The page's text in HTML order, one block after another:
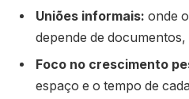
Uniões informais: onde
depende de
Foco no crescimento
espaço e o tempo de